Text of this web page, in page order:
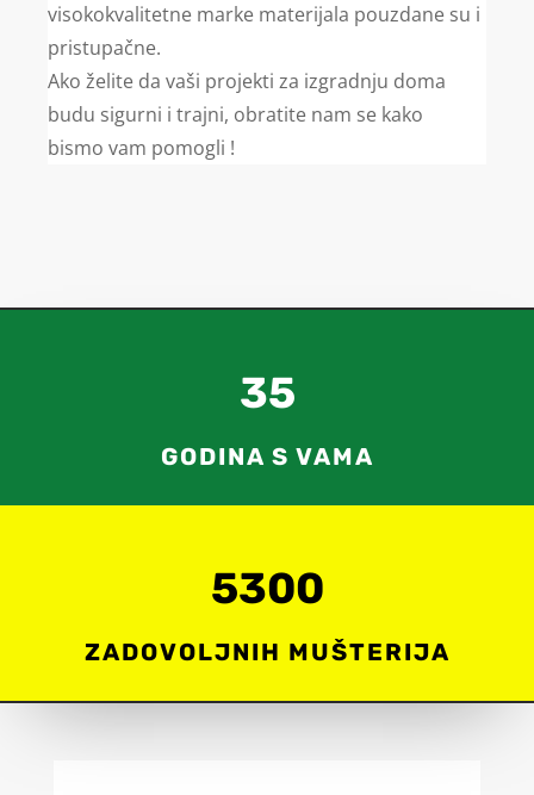
visokokvalitetne marke materijala pouzdane su i
pristupačne.
Ako želite da vaši projekti za izgradnju doma
budu sigurni i trajni, obratite nam se kako
bismo vam pomogli !
35
GODINA S VAMA
5300
ZADOVOLJNIH MUŠTERIJA